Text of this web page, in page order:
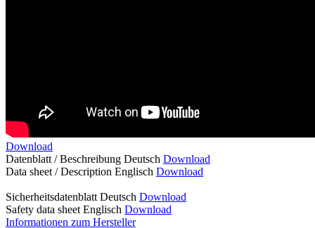
Download
Datenblatt / Beschreibung Deutsch Download
Data sheet / Description Englisch Download
Sicherheitsdatenblatt Deutsch Download
Safety data sheet Englisch Download
Informationen zum Hersteller